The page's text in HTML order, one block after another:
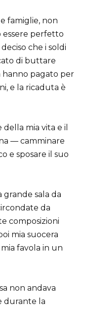
famiglie, non
essere perfetto
che i soldi
di buttare
hanno pagato per
e la ricaduta è
mia vita e il
— camminare
e sposare il suo
grande sala da
da
composizioni
mia suocera
favola in un
non andava
durante la